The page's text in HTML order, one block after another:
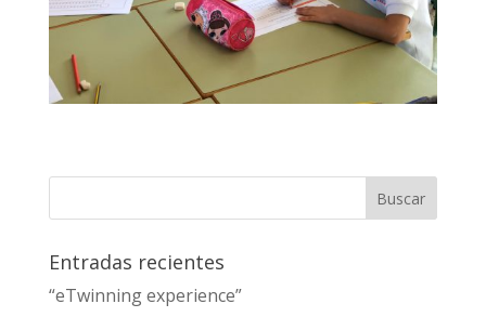
Entradas recientes
“eTwinning experience”